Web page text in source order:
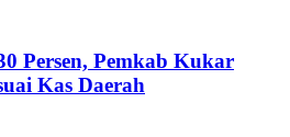
Persen, Pemkab Kukar
Kas Daerah